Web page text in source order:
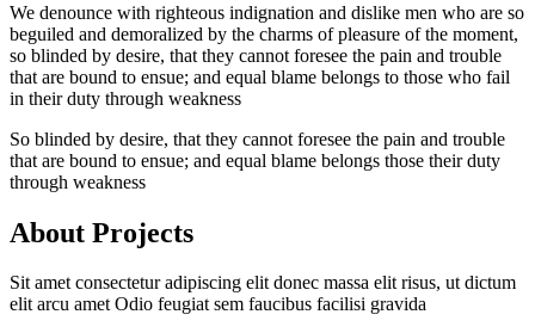
We denounce with righteous indignation and dislike men who are so
beguiled and demoralized by the charms of pleasure of the moment,
so blinded by desire, that they cannot foresee the pain and trouble
that are bound to ensue; and equal blame belongs to those who fail
in their duty through weakness
So blinded by desire, that they cannot foresee the pain and trouble
that are bound to ensue; and equal blame belongs those their duty
through weakness
About Projects
Sit amet consectetur adipiscing elit donec massa elit risus, ut dictum
elit arcu amet Odio feugiat sem faucibus facilisi gravida